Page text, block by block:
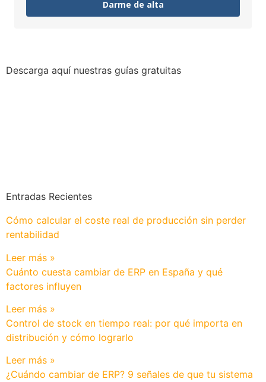
Darme de alta
Descarga aquí nuestras guías gratuitas
Entradas Recientes
Cómo calcular el coste real de producción sin perder
rentabilidad
Leer más »
Cuánto cuesta cambiar de ERP en España y qué
factores influyen
Leer más »
Control de stock en tiempo real: por qué importa en
distribución y cómo lograrlo
Leer más »
¿Cuándo cambiar de ERP? 9 señales de que tu sistema